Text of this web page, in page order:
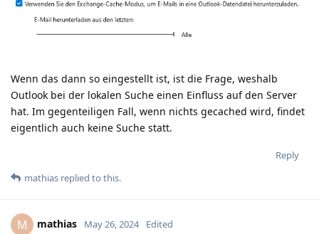
Wenn das dann so eingestellt ist, ist die Frage, weshalb
Outlook bei der lokalen Suche einen Einfluss auf den Server
hat. Im gegenteiligen Fall, wenn nichts gecached wird, findet
eigentlich auch keine Suche statt.
Reply
mathias replied to this.
M mathias May 26, 2024 Edited